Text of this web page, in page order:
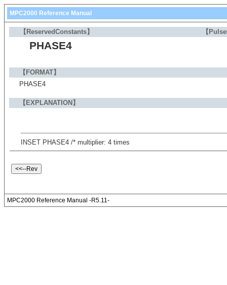
MPC2000 Reference Manual
【ReservedConstants】 【
PHASE4
【FORMAT】
PHASE4
【EXPLANATION】
INSET PHASE4 /* multiplier: 4 times
MPC2000 Reference Manual -R5.11-